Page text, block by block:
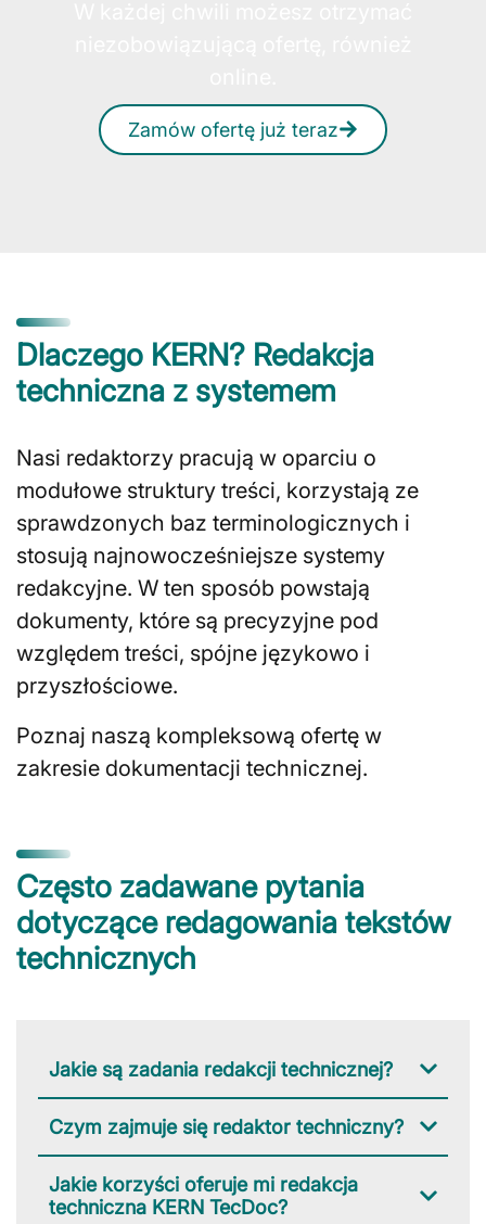
Zamów ofertę już teraz
Dlaczego KERN? Redakcja
techniczna z systemem
Nasi redaktorzy pracują w oparciu o
modułowe struktury treści, korzystają ze
sprawdzonych baz terminologicznych i
stosują najnowocześniejsze systemy
redakcyjne. W ten sposób powstają
dokumenty, które są precyzyjne pod
względem treści, spójne językowo i
przyszłościowe.
Poznaj naszą kompleksową ofertę w
zakresie dokumentacji technicznej.
Często zadawane pytania
dotyczące redagowania tekstów
technicznych
Jakie są zadania redakcji technicznej?
Czym zajmuje się redaktor techniczny?
Jakie korzyści oferuje mi redakcja
techniczna KERN TecDoc?